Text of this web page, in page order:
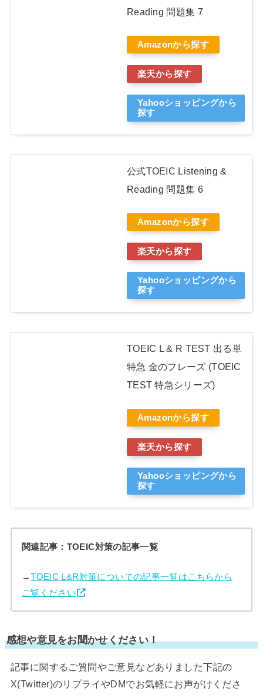
Reading 問題集 7
Amazonから探す
楽天から探す
Yahooショッピングから
探す
公式TOEIC Listening &
Reading 問題集 6
Amazonから探す
楽天から探す
Yahooショッピングから
探す
TOEIC L & R TEST 出る単
特急 金のフレーズ (TOEIC
TEST 特急シリーズ)
Amazonから探す
楽天から探す
Yahooショッピングから
探す
関連記事：TOEIC対策の記事一覧
→TOEIC L&R対策についての記事一覧はこちらから
ご覧ください
感想や意見をお聞かせください！
記事に関するご質問やご意見などありました下記の
X(Twitter)のリプライやDMでお気軽にお声がけくださ